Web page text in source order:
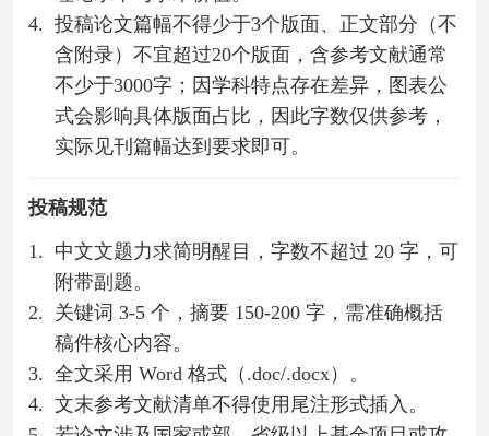
4. 投稿论文篇幅不得少于3个版面、正文部分（不
含附录）不宜超过20个版面，含参考文献通常
不少于3000字；因学科特点存在差异，图表公
式会影响具体版面占比，因此字数仅供参考，
实际见刊篇幅达到要求即可。
投稿规范
1. 中文文题力求简明醒目，字数不超过 20 字，可
附带副题。
2. 关键词 3-5 个，摘要 150-200 字，需准确概括
稿件核心内容。
3. 全文采用 Word 格式（.doc/.docx）。
4. 文末参考文献清单不得使用尾注形式插入。